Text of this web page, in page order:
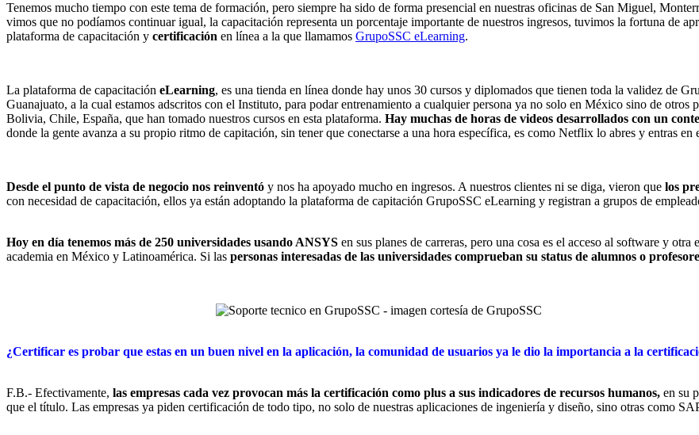
Tenemos mucho tiempo con este tema de formación, pero siempre ha sido de forma presencial en nuestras oficinas de San Miguel,
vimos que no podíamos continuar igual, la capacitación representa un porcentaje importante de nuestros ingresos, tuvimos la fortuna de
plataforma de capacitación y certificación en línea a la que llamamos GrupoSSC eLearning.
La plataforma de capacitación eLearning, es una tienda en línea donde hay unos 30 cursos y diplomados que tienen toda la validez de
Guanajuato, a la cual estamos adscritos con el Instituto, para podar entrenamiento a cualquier persona ya no solo en México sino de otros
Bolivia, Chile, España, que han tomado nuestros cursos en esta plataforma. Hay muchas de horas de videos desarrollados con un
donde la gente avanza a su propio ritmo de capitación, sin tener que conectarse a una hora específica, es como Netflix lo abres y entras en
Desde el punto de vista de negocio nos reinventó y nos ha apoyado mucho en ingresos. A nuestros clientes ni se diga, vieron que los
con necesidad de capacitación, ellos ya están adoptando la plataforma de capitación GrupoSSC eLearning y registran a grupos de
Hoy en día tenemos más de 250 universidades usando ANSYS en sus planes de carreras, pero una cosa es el acceso al software y
academia en México y Latinoamérica. Si las personas interesadas de las universidades comprueban su status de alumnos o
¿Certificar es probar que estas en un buen nivel en la aplicación, la comunidad de usuarios ya le dio la importancia a la
F.B.- Efectivamente, las empresas cada vez provocan más la certificación como plus a sus indicadores de recursos humanos, en su
que el título. Las empresas ya piden certificación de todo tipo, no solo de nuestras aplicaciones de ingeniería y diseño, sino otras como